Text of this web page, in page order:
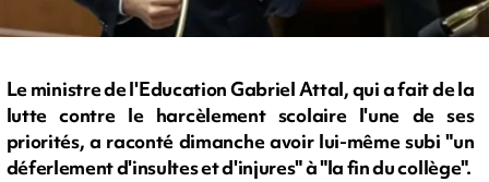
Le ministre de l'Education Gabriel Attal, qui a fait de la
lutte contre le harcèlement scolaire l'une de ses
priorités, a raconté dimanche avoir lui-même subi "un
déferlement d'insultes et d'injures" à "la fin du collège".